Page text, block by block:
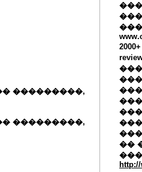
���
��
���
���������,
���������,